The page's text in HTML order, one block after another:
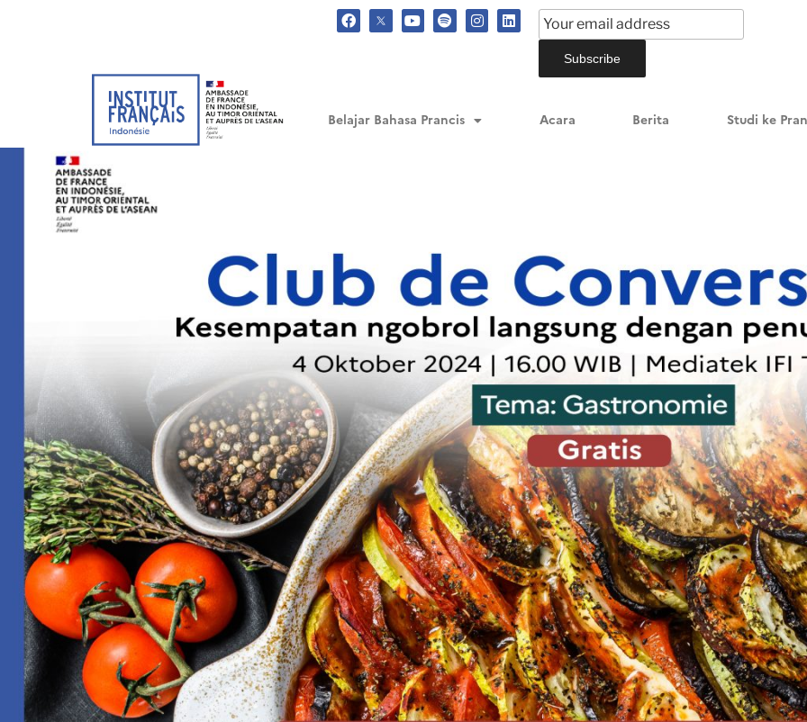
Belajar Bahasa Prancis Acara Berita Studi ke